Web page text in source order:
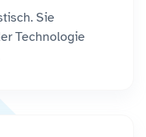
Sie
Technologie